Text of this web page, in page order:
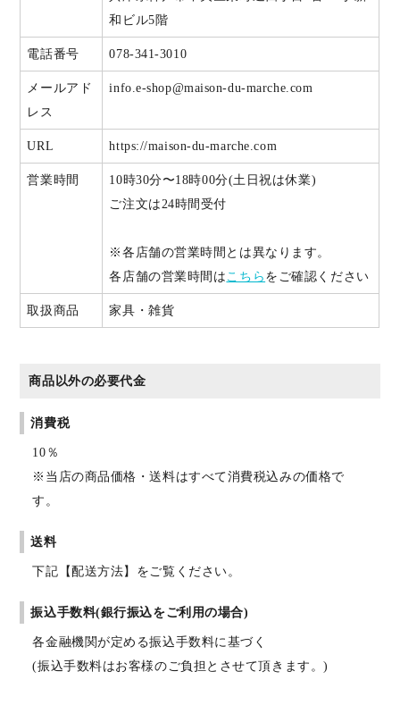
和ビル5階
電話番号 078-341-3010
メールアド
レス
info.e-shop@maison-du-marche.com
URL https://maison-du-marche.com
営業時間
10時30分〜18時00分(土日祝は休業)
ご注文は24時間受付
※各店舗の営業時間とは異なります。
各店舗の営業時間は こちら をご確認ください
取扱商品 家具・雑貨
商品以外の必要代金
消費税
10％
※当店の商品価格・送料はすべて消費税込みの価格で
す。
送料
下記【配送方法】をご覧ください。
振込手数料(銀行振込をご利用の場合)
各金融機関が定める振込手数料に基づく
(振込手数料はお客様のご負担とさせて頂きます。)